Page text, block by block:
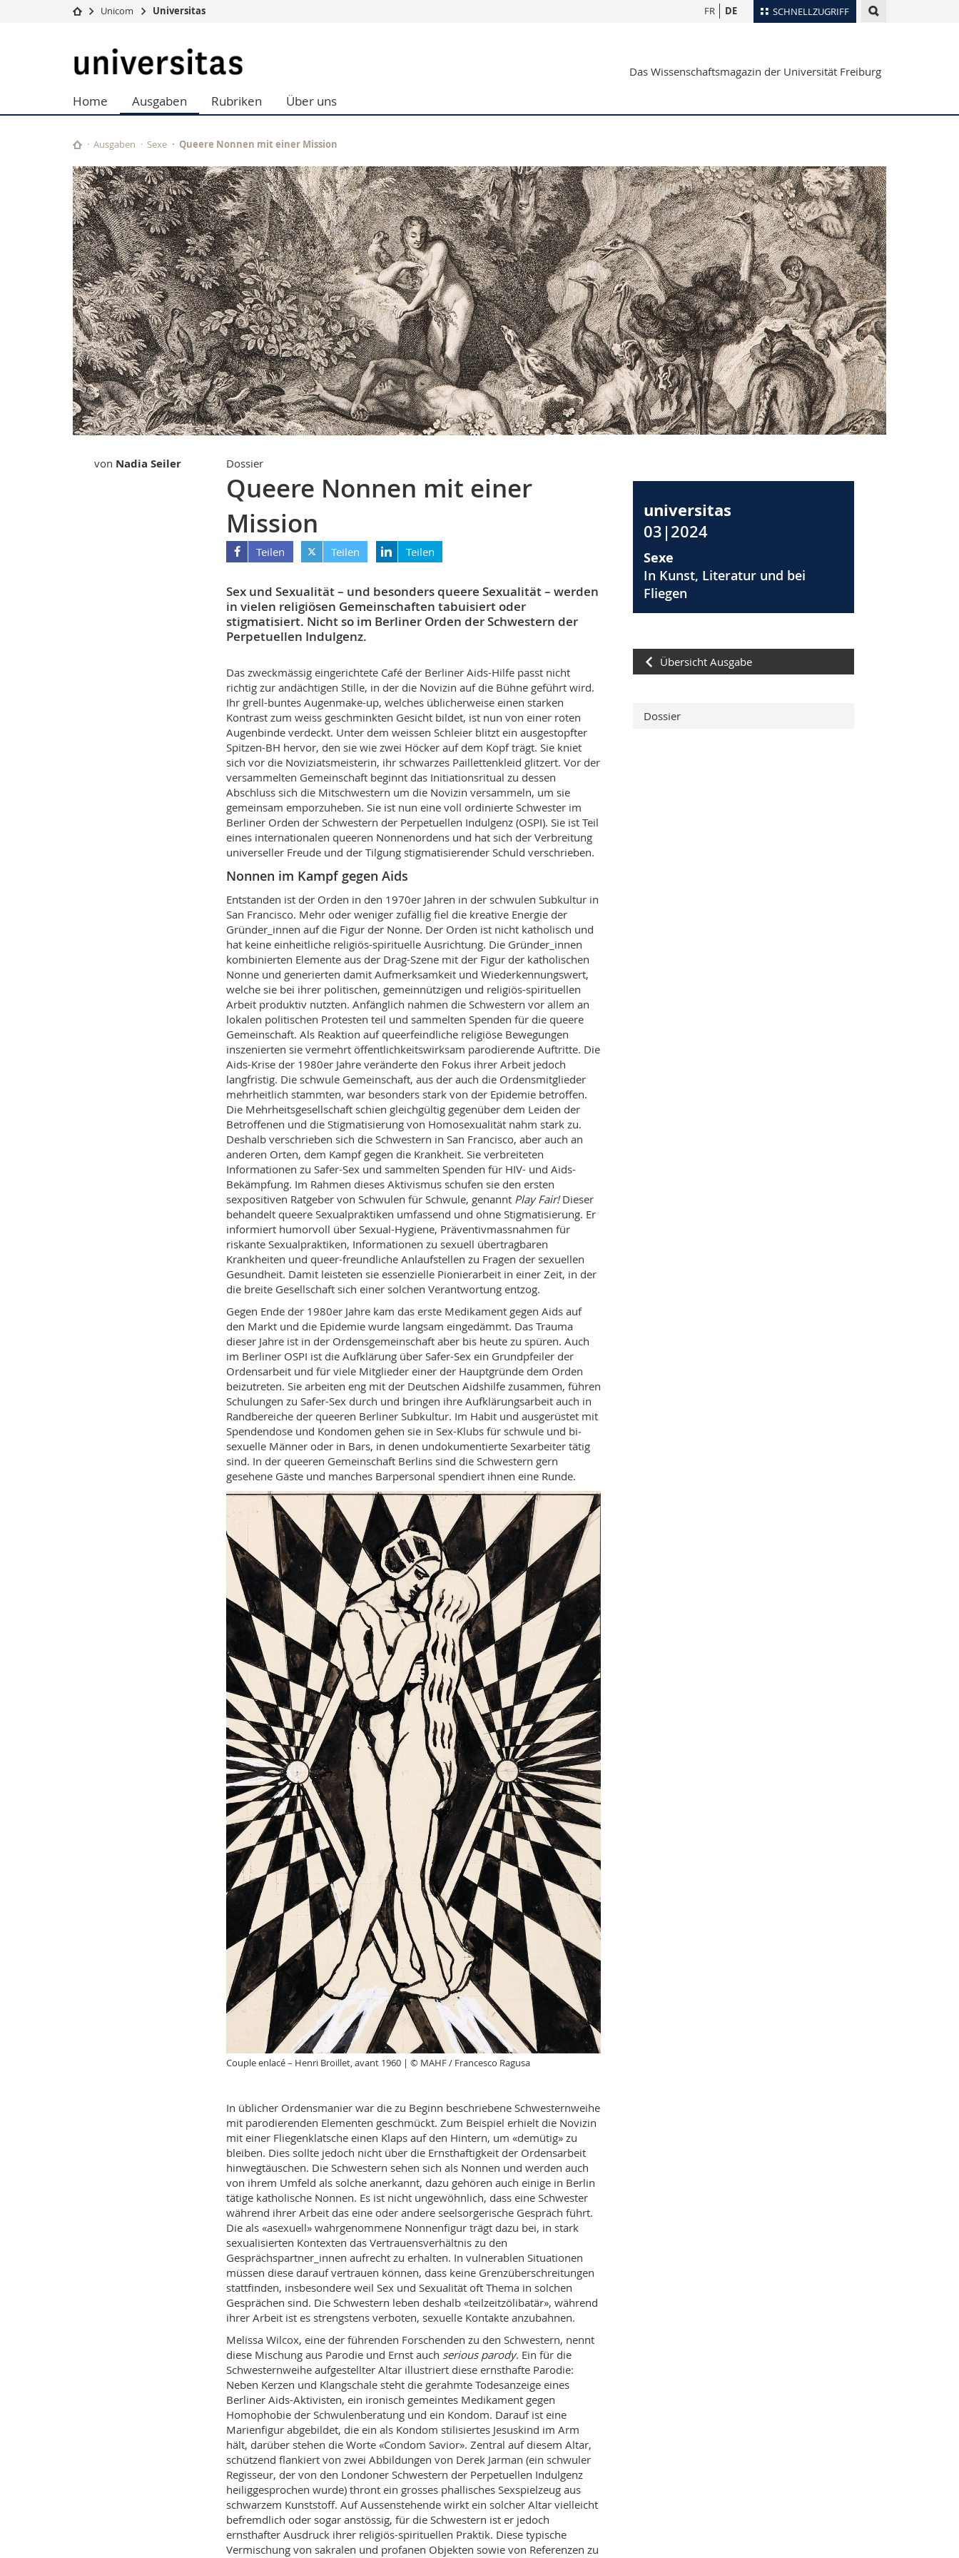
SCHNELLZUGRIFF
Universität
Studium
Forschung
Universität
Fakultäten
Theologische Fak.
Wirtschafts- und Sozialwissenschaftliche Fak.
Philosophische Fak.
Math.-Nat. und Med. Fak.
Studieninteressierte
Forschende
Ortsplan
Webmail
FR DE
Unicom Universitas
Universitas Das Wissenschaftsmagazin der Universität Freiburg
Home Ausgaben Rubriken Über uns
Ausgaben Sexe Queere Nonnen mit einer Mission
von Nadia Seiler Dossier
Queere Nonnen mit einer
Mission
Teilen Teilen Teilen
Sex und Sexualität – und besonders queere Sexualität – werden
in vielen religiösen Gemeinschaften tabuisiert oder
stigmatisiert. Nicht so im Berliner Orden der Schwestern der
Perpetuellen Indulgenz.
Das zweckmässig eingerichtete Café der Berliner Aids-Hilfe passt nicht
richtig zur andächtigen Stille, in der die Novizin auf die Bühne geführt wird.
Ihr grell-buntes Augen­make-up, welches üblicherweise einen starken
Kontrast zum weiss geschminkten Gesicht bildet, ist nun von einer roten
Augenbinde verdeckt. Unter dem weissen Schleier blitzt ein ausgestopfter
Spitzen-BH hervor, den sie wie zwei Höcker auf dem Kopf trägt. Sie kniet
sich vor die Noviziatsmeisterin, ihr schwarzes Paillettenkleid glitzert. Vor der
versammelten Gemeinschaft beginnt das Initiationsritual zu dessen
Abschluss sich die Mitschwestern um die Novizin versammeln, um sie
gemeinsam emporzu­heben. Sie ist nun eine voll ordinierte Schwester im
Berliner Orden der Schwestern der Perpetuellen Indulgenz (OSPI). Sie ist Teil
eines internationalen queeren Nonnenordens und hat sich der Verbreitung
universeller Freude und der Tilgung stigmatisierender Schuld verschrieben.
Nonnen im Kampf gegen Aids
Entstanden ist der Orden in den 1970er Jahren in der schwulen Subkultur in
San Francisco. Mehr oder weniger zufällig fiel die kreative Energie der
Gründer_innen auf die Figur der Nonne. Der Orden ist nicht katholisch und
hat keine einheitliche religiös-spirituelle Ausrichtung. Die Gründer_innen
kombinierten Elemente aus der Drag-Szene mit der Figur der katholischen
Nonne und generierten damit Aufmerksamkeit und Wiederkennungswert,
welche sie bei ihrer politischen, gemeinnützigen und religiös-spirituellen
Arbeit produktiv nutzten. Anfänglich nahmen die Schwestern vor allem an
lokalen politischen Protesten teil und sammelten Spenden für die queere
Gemeinschaft. Als Reaktion auf queerfeindliche religiöse Bewegungen
inszenierten sie vermehrt öffentlichkeitswirksam parodierende Auftritte. Die
Aids-Krise der 1980er Jahre veränderte den Fokus ihrer Arbeit jedoch
langfristig. Die schwule Gemeinschaft, aus der auch die Ordensmitglieder
mehrheitlich stammten, war besonders stark von der Epidemie betroffen.
Die Mehrheitsgesellschaft schien gleichgültig gegenüber dem Leiden der
Betroffenen und die Stigmatisierung von Homosexualität nahm stark zu.
Deshalb verschrieben sich die Schwestern in San Francisco, aber auch an
anderen Orten, dem Kampf gegen die Krankheit. Sie verbreiteten
Informationen zu Safer-Sex und sammelten Spenden für HIV- und Aids-
Bekämpfung. Im Rahmen dieses Aktivismus schufen sie den ersten
sexpositiven Ratgeber von Schwulen für Schwule, genannt Play Fair!Dieser
behandelt queere Sexualpraktiken umfassend und ohne Stigmatisierung. Er
informiert humorvoll über Sexual-Hygiene, Präventivmassnahmen für
riskante Sexualpraktiken, Informationen zu sexuell übertragbaren
Krankheiten und queer-freundliche Anlaufstellen zu Fragen der sexuellen
Gesundheit. Damit leisteten sie essenzielle Pionierarbeit in einer Zeit, in der
die breite Gesellschaft sich einer solchen Verantwortung entzog.
Gegen Ende der 1980er Jahre kam das erste Medikament gegen Aids auf
den Markt und die Epidemie wurde langsam eingedämmt. Das Trauma
dieser Jahre ist in der Ordensgemeinschaft aber bis heute zu spüren. Auch
im Berliner OSPI ist die Aufklärung über Safer-Sex ein Grundpfeiler der
Ordensarbeit und für viele Mitglieder einer der Hauptgründe dem Orden
beizutreten. Sie arbeiten eng mit der Deutschen Aidshilfe zusammen, führen
Schulungen zu Safer-Sex durch und bringen ihre Aufklärungsarbeit auch in
Randbereiche der queeren Berliner Subkultur. Im Habit und ausgerüstet mit
Spendendose und Kondomen gehen sie in Sex-Klubs für schwule und bi­
sexuelle Männer oder in Bars, in denen undokumentierte Sexarbeiter tätig
sind. In der queeren Gemeinschaft Berlins sind die Schwestern gern
gesehene Gäste und manches Barpersonal spendiert ihnen eine Runde.
Couple enlacé – Henri Broillet, avant 1960 | © MAHF / Francesco Ragusa
In üblicher Ordensmanier war die zu Beginn beschriebene Schwesternweihe
mit parodierenden Elementen geschmückt. Zum Beispiel erhielt die Novizin
mit einer Fliegenklatsche einen Klaps auf den Hintern, um «demütig» zu
bleiben. Dies sollte jedoch nicht über die Ernsthaftigkeit der Ordensarbeit
hinwegtäuschen. Die Schwestern sehen sich als Nonnen und werden auch
von ihrem Umfeld als solche anerkannt, dazu gehören auch einige in Berlin
tätige katholische Nonnen. Es ist nicht ungewöhnlich, dass eine Schwester
während ihrer Arbeit das eine oder andere seelsorgerische Gespräch führt.
Die als «asexuell» wahrgenommene Nonnenfigur trägt dazu bei, in stark
sexualisierten Kontexten das Vertrauensverhältnis zu den
Gesprächspartner_innen aufrecht zu erhalten. In vulnerablen Situationen
müssen diese darauf vertrauen können, dass keine Grenzüberschreitungen
stattfinden, insbesondere weil Sex und Sexualität oft Thema in solchen
Gesprächen sind. Die Schwestern leben deshalb «teilzeitzölibatär», während
ihrer Arbeit ist es strengstens verboten, sexuelle Kontakte anzubahnen.
Melissa Wilcox, eine der führenden Forschenden zu den Schwestern, nennt
diese Mischung aus Parodie und Ernst auch serious parody. Ein für die
Schwesternweihe aufgestellter Altar illustriert diese ernsthafte Parodie:
Neben Kerzen und Klangschale steht die gerahmte Todesanzeige eines
Berliner Aids-Aktivisten, ein ironisch gemeintes Medikament gegen
Homophobie der Schwulenberatung und ein Kondom. Darauf ist eine
Marienfigur abgebildet, die ein als Kondom stilisiertes Jesuskind im Arm
hält, darüber stehen die Worte «Condom Savior». Zentral auf diesem Altar,
schützend flankiert von zwei Abbildungen von Derek Jarman (ein schwuler
Regisseur, der von den Londoner Schwestern der Perpetuellen Indulgenz
heiliggesprochen wurde) thront ein grosses phallisches Sexspielzeug aus
schwarzem Kunststoff. Auf Aussenstehende wirkt ein solcher Altar vielleicht
befremdlich oder sogar anstössig, für die Schwestern ist er jedoch
ernsthafter Ausdruck ihrer religiös-spirituellen Praktik. Diese typische
Vermischung von sakralen und profanen Objekten sowie von Referenzen zu
universitas
03|2024
Sexe
In Kunst, Literatur und bei
Fliegen
Übersicht Ausgabe
Dossier